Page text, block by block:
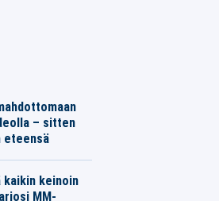
– sitten
eteensä
kaikin keinoin
MM-